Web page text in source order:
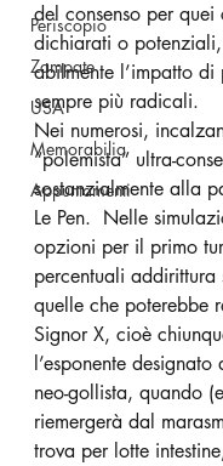
Periscopio
Zampate
USA
Memorabilia
Appuntamenti
del consenso per
dichiarati o
abilmente l’impatto di
sempre più radicali.
Nei numerosi,
“polemista” ultra-
sostanzialmente alla
Le Pen.  Nelle
opzioni per il primo
percentuali addirittura
quelle che poterebbe
Signor X, cioè
l’esponente
neo-gollista, quando
riemergerà dal
trova per lotte